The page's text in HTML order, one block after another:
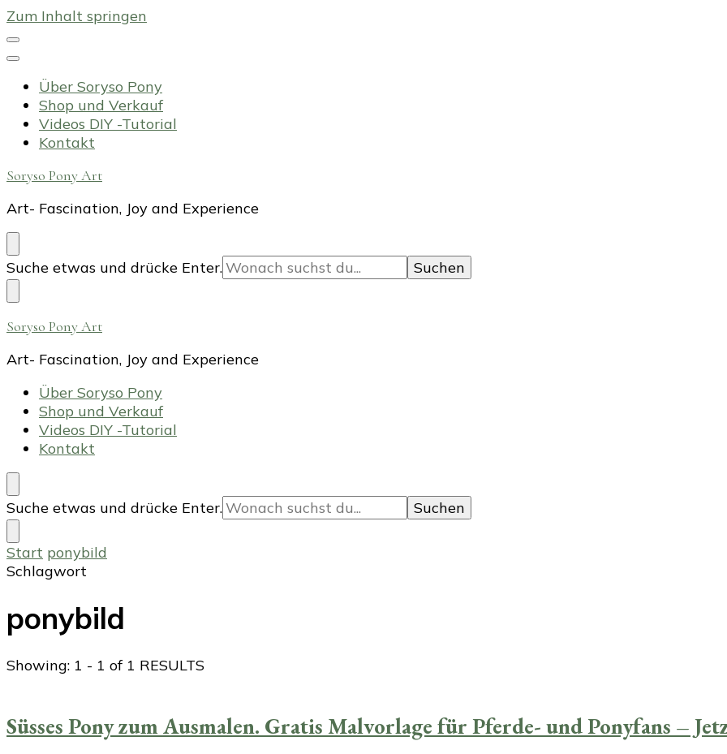
Zum Inhalt springen
Über Soryso Pony
Shop und Verkauf
Videos DIY -Tutorial
Kontakt
Soryso Pony Art
Art- Fascination, Joy and Experience
Suchst
du
nach
etwas?
Suche etwas und drücke Enter.
Soryso Pony Art
Art- Fascination, Joy and Experience
Über Soryso Pony
Shop und Verkauf
Videos DIY -Tutorial
Kontakt
Suchst
du
nach
etwas?
Suche etwas und drücke Enter.
Start ponybild
Schlagwort
ponybild
Showing: 1 - 1 of 1 RESULTS
Süsses Pony zum Ausmalen. Gratis Malvorlage für Pferde- und Ponyfans –